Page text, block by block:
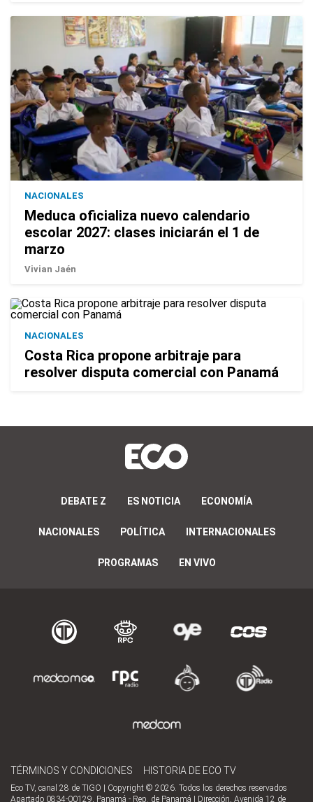
NACIONALES
Meduca oficializa nuevo calendario
escolar 2027: clases iniciarán el 1 de
marzo
Vivian Jaén
NACIONALES
Costa Rica propone arbitraje para
resolver disputa comercial con Panamá
DEBATE Z ES NOTICIA ECONOMÍA
NACIONALES POLÍTICA INTERNACIONALES
PROGRAMAS EN VIVO
TÉRMINOS Y CONDICIONES HISTORIA DE ECO TV
Eco TV, canal 28 de TIGO | Copyright © 2026. Todos los derechos reservados
Apartado 0834-00129, Panamá - Rep. de Panamá | Dirección, Avenida 12 de